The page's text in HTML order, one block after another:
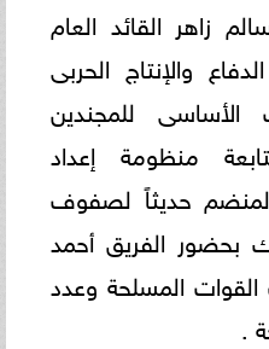
زاهر القائد العام
والإنتاج الحربى
الأساسى للمجندين
منظومة إعداد
المنضم حديثاً لصفوف
بحضور الفريق أحمد
المسلحة وعدد
.